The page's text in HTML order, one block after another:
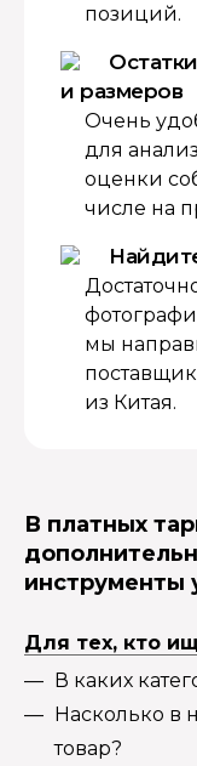
позиций.
и размеров
Очень
для
оценки
числе на
мы
из Китая.
В платных
инструменты
Для тех, кто
В каких
Насколько в
товар?